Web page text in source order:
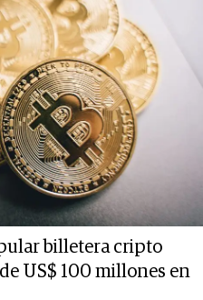
billetera cripto
US$ 100 millones en